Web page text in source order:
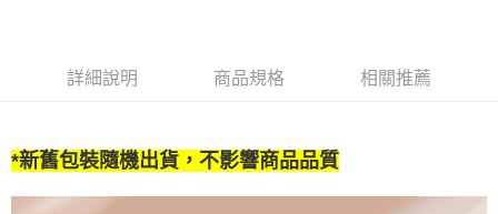
１．簡單：不需註冊會員、不需綁卡、不需儲值。
【「AFTEE先享後付」結帳流程】
１．於結帳方式選擇「AFTEE先享後付」後，將跳轉至「AFTEE先享後付」
結帳頁面，進行簡訊認證並確認金額後，即可完成結帳。
運送方式
每筆NT$65，滿NT$499(含以上)免運費
付款後全家取貨
詳細說明 商品規格 相關推薦
*新舊包裝隨機出貨，不影響商品品質